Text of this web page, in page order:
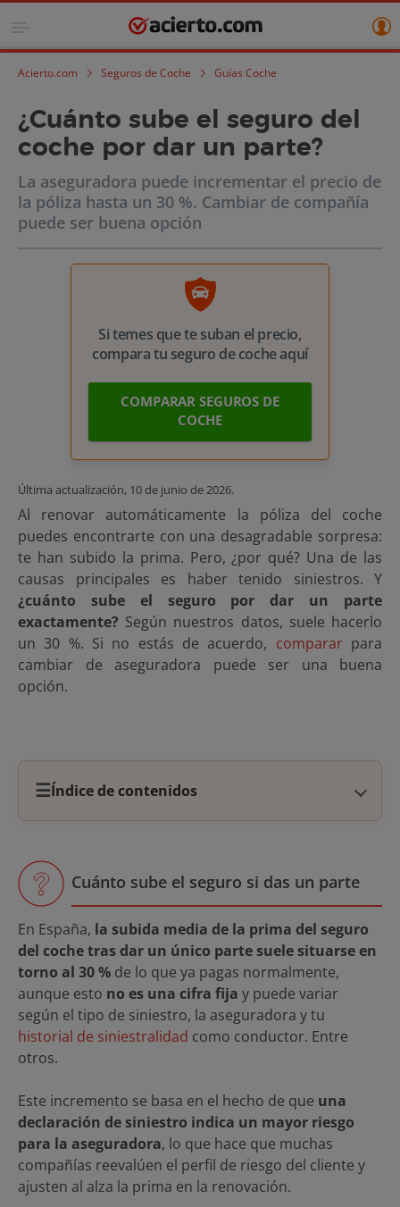
Acierto.com Seguros de Coche Guías Coche
¿Cuánto sube el seguro del
coche por dar un parte?
La aseguradora puede incrementar el precio de
la póliza hasta un 30 %. Cambiar de compañía
puede ser buena opción
Si temes que te suban el precio,
compara tu seguro de coche aquí
COMPARAR SEGUROS DE
COCHE
Última actualización, 10 de junio de 2026.
Al renovar automáticamente la póliza del coche
puedes encontrarte con una desagradable sorpresa:
te han subido la prima. Pero, ¿por qué? Una de las
causas principales es haber tenido siniestros. Y
¿cuánto sube el seguro por dar un parte
exactamente? Según nuestros datos, suele hacerlo
un 30 %. Si no estás de acuerdo, compararpara
cambiar de aseguradora puede ser una buena
opción.
☰Índice de contenidos
Cuánto sube el seguro si das un parte
En España, la subida media de la prima del seguro
del coche tras dar un único parte suele situarse en
torno al 30 % de lo que ya pagas normalmente,
aunque esto no es una cifra fija y puede variar
según el tipo de siniestro, la aseguradora y tu
historial de siniestralidad como conductor. Entre
otros.
Este incremento se basa en el hecho de que una
declaración de siniestro indica un mayor riesgo
para la aseguradora, lo que hace que muchas
compañías reevalúen el perfil de riesgo del cliente y
ajusten al alza la prima en la renovación.